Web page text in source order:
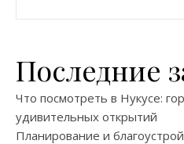
Последние
Что посмотреть в Нукусе:
удивительных открытий
Планирование и